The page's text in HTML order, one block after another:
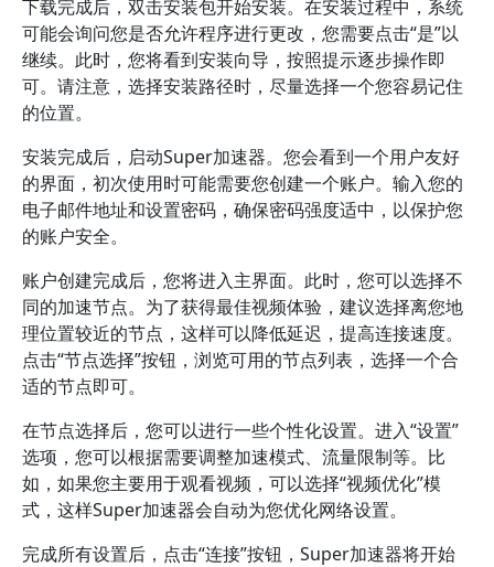
下载完成后，双击安装包开始安装。在安装过程中，系统
可能会询问您是否允许程序进行更改，您需要点击“是”以
继续。此时，您将看到安装向导，按照提示逐步操作即
可。请注意，选择安装路径时，尽量选择一个您容易记住
的位置。
安装完成后，启动Super加速器。您会看到一个用户友好
的界面，初次使用时可能需要您创建一个账户。输入您的
电子邮件地址和设置密码，确保密码强度适中，以保护您
的账户安全。
账户创建完成后，您将进入主界面。此时，您可以选择不
同的加速节点。为了获得最佳视频体验，建议选择离您地
理位置较近的节点，这样可以降低延迟，提高连接速度。
点击“节点选择”按钮，浏览可用的节点列表，选择一个合
适的节点即可。
在节点选择后，您可以进行一些个性化设置。进入“设置”
选项，您可以根据需要调整加速模式、流量限制等。比
如，如果您主要用于观看视频，可以选择“视频优化”模
式，这样Super加速器会自动为您优化网络设置。
完成所有设置后，点击“连接”按钮，Super加速器将开始